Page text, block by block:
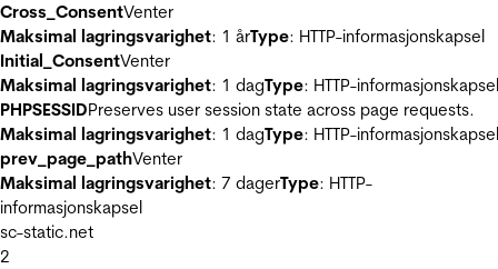
Cross_ConsentVenter
Maksimal lagringsvarighet: 1 årType: HTTP-informasjonskapsel
Initial_ConsentVenter
Maksimal lagringsvarighet: 1 dagType: HTTP-informasjonskapsel
PHPSESSIDPreserves user session state across page requests.
Maksimal lagringsvarighet: 1 dagType: HTTP-informasjonskapsel
prev_page_pathVenter
Maksimal lagringsvarighet: 7 dagerType: HTTP-
informasjonskapsel
sc-static.net
2